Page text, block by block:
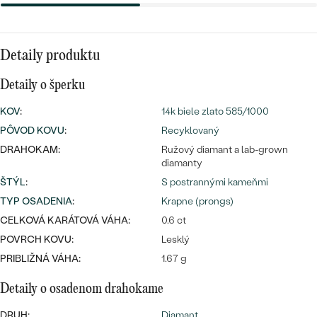
Wave kolekcia
NA MIERU
DIAMANTY
náušnice
PREZRIEŤ
Personalizované
prívesky
OBJAVIŤ
Najpredávanejšie
prstene
PREZRIEŤ
Detaily produktu
Detaily o šperku
KOV:
14k biele zlato 585/1000
PÔVOD KOVU:
Recyklovaný
DRAHOKAM:
Ružový diamant a lab-grown
diamanty
ŠTÝL:
S postrannými kameňmi
TYP OSADENIA:
Krapne (prongs)
CELKOVÁ KARÁTOVÁ VÁHA:
0.6 ct
POVRCH KOVU:
Lesklý
PRIBLIŽNÁ VÁHA:
1.67 g
Detaily o osadenom drahokame